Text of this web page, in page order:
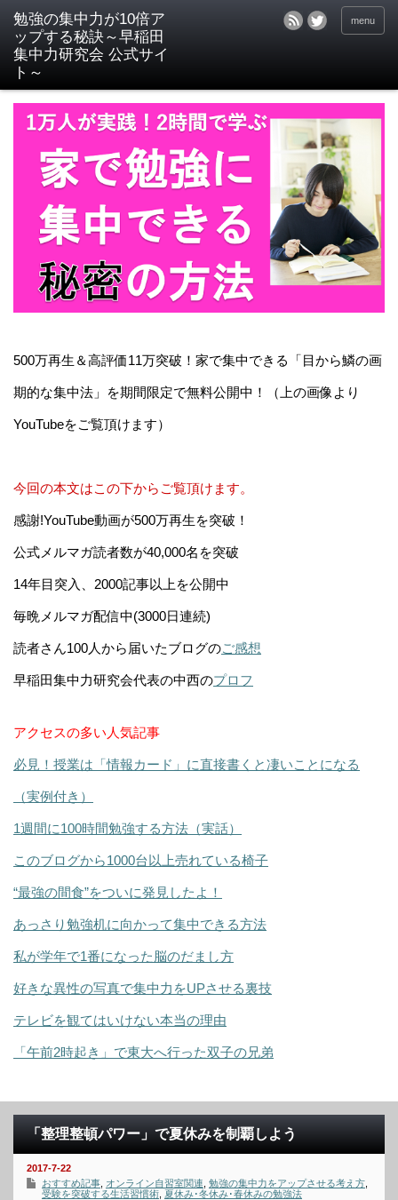
menu
500万再生＆高評価11万突破！家で集中できる「目から鱗の画
期的な集中法」を期間限定で無料公開中！（上の画像より
YouTubeをご覧頂けます）
今回の本文はこの下からご覧頂けます。
感謝!YouTube動画が500万再生を突破！
公式メルマガ読者数が40,000名を突破
14年目突入、2000記事以上を公開中
毎晩メルマガ配信中(3000日連続)
読者さん100人から届いたブログのご感想
早稲田集中力研究会代表の中西のプロフ
アクセスの多い人気記事
必見！授業は「情報カード」に直接書くと凄いことになる
（実例付き）
1週間に100時間勉強する方法（実話）
このブログから1000台以上売れている椅子
“最強の間食”をついに発見したよ！
あっさり勉強机に向かって集中できる方法
私が学年で1番になった脳のだまし方
好きな異性の写真で集中力をUPさせる裏技
テレビを観てはいけない本当の理由
「午前2時起き」で東大へ行った双子の兄弟
「整理整頓パワー」で夏休みを制覇しよう
2017-7-22
おすすめ記事 オンライン自習室関連 勉強の集中力をアップさせる考え方
受験を突破する生活習慣術 夏休み･冬休み･春休みの勉強法